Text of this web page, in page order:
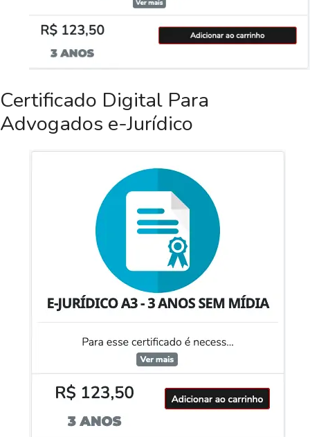
Certificado Digital Para
Advogados e-Jurídico